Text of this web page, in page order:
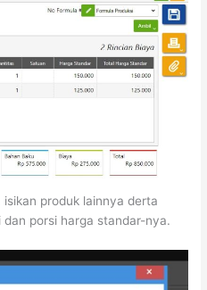
produk lainnya derta
porsi harga standar-nya.